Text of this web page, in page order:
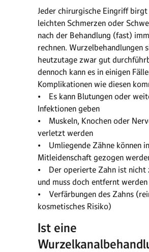
Jeder chirurgische Eingriff
leichten Schmerzen oder
nach der Behandlung (fast)
rechnen. Wurzelbehandlungen
heutzutage zwar gut
dennoch kann es in einigen
Komplikationen wie diesen
• Es kann Blutungen oder
Infektionen geben
• Muskeln, Knochen oder
verletzt werden
• Umliegende Zähne können in
Mitleidenschaft gezogen
• Der operierte Zahn ist nicht
und muss doch entfernt werden
• Verfärbungen des Zahns
kosmetisches Risiko)
Ist eine